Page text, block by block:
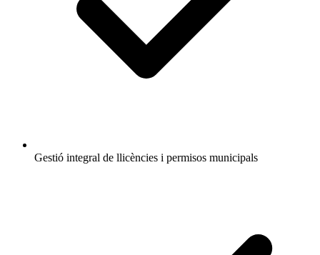
Gestió integral de llicències i permisos municipals